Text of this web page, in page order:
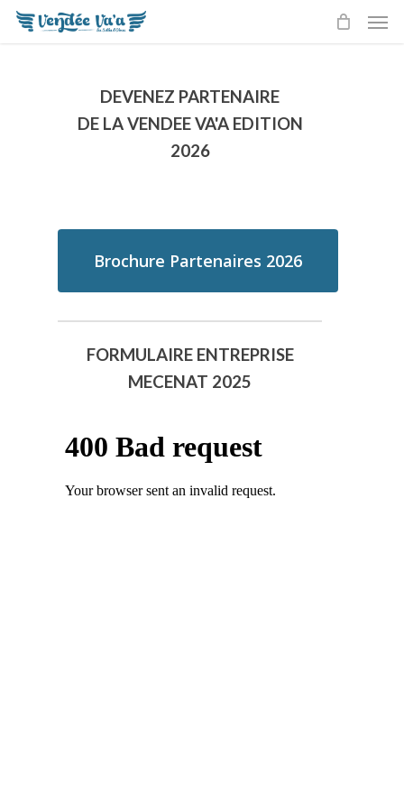
Skip
DEVENEZ PARTENAIRE
DE LA VENDEE VA'A EDITION
2026
Brochure Partenaires 2026
FORMULAIRE ENTREPRISE
MECENAT 2025